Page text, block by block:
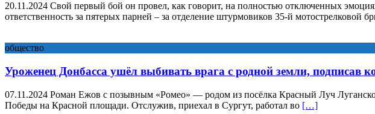
20.11.2024 Свой первый бой он провел, как говорит, на полностью отключенных
ответственность за пятерых парней – за отделение штурмовиков 35-й мотострелковой
общество
Уроженец Донбасса ушёл выбивать врага с родной земли, подписав
07.11.2024 Роман Ежов с позывным «Ромео» — родом из посёлка Красный Луч
Победы на Красной площади. Отслужив, приехал в Сургут, работал во […]